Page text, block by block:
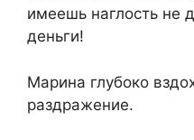
имеешь наглость не
деньги!
Марина глубоко
раздражение.